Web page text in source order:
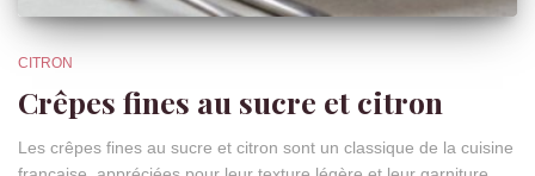
CITRON
Crêpes fines au sucre et citron
Les crêpes fines au sucre et citron sont un classique de la cuisine